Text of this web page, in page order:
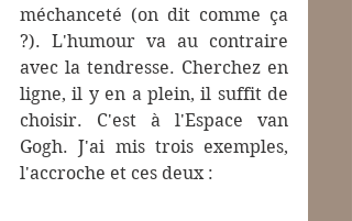
méchanceté (on dit comme ça
?). L'humour va au contraire
avec la tendresse. Cherchez en
ligne, il y en a plein, il suffit de
choisir. C'est à l'Espace van
Gogh. J'ai mis trois exemples,
l'accroche et ces deux :